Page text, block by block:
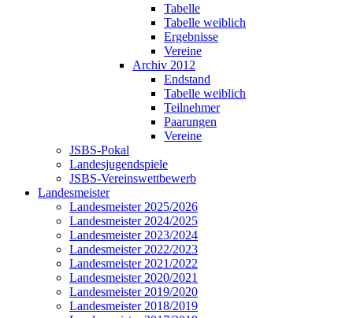
Tabelle
Tabelle weiblich
Ergebnisse
Vereine
Archiv 2012
Endstand
Tabelle weiblich
Teilnehmer
Paarungen
Vereine
JSBS-Pokal
Landesjugendspiele
JSBS-Vereinswettbewerb
Landesmeister
Landesmeister 2025/2026
Landesmeister 2024/2025
Landesmeister 2023/2024
Landesmeister 2022/2023
Landesmeister 2021/2022
Landesmeister 2020/2021
Landesmeister 2019/2020
Landesmeister 2018/2019